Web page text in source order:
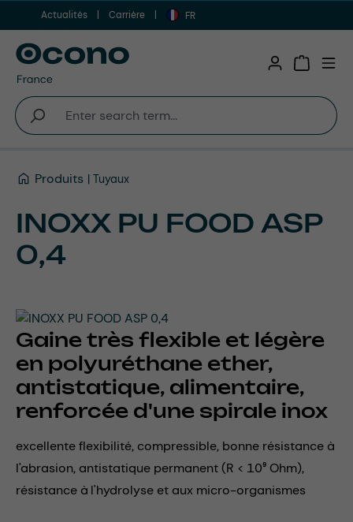
Aller au contenu principal
Actualités Carrière FR
Produits Tuyaux
INOXX PU FOOD ASP
0,4
Gaine très flexible et légère
en polyuréthane ether,
antistatique, alimentaire,
renforcée d'une spirale inox
excellente flexibilité, compressible, bonne résistance à
l'abrasion, antistatique permanent (R < 10⁹ Ohm),
résistance à l'hydrolyse et aux micro-organismes